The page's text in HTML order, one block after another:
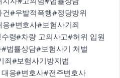
#우발적폭행#정당방위
응#변호사#보험사기죄
령#차량 고의사고#허위 입원
#법률상담#보험사기 처벌
죄#보험사기방지법
응#변호사#전주변호사